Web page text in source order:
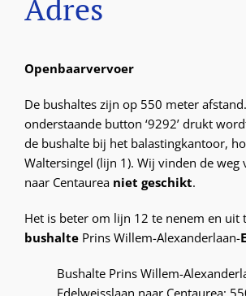
Adres
Openbaarvervoer
De bushaltes zijn op 550 meter
onderstaande button ‘9292’ drukt
de bushalte bij het balastingkantoor,
Waltersingel (lijn 1). Wij vinden de weg
naar Centaurea niet geschikt.
Het is beter om lijn 12 te nenem en uit
bushalte Prins Willem-Alexanderlaan-
Bushalte Prins Willem-